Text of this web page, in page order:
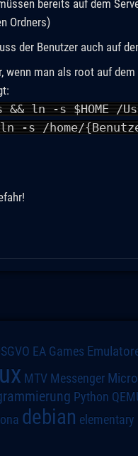
bereits auf dem
Ordners)
der Benutzer auch auf
man als root auf
ln -s $HOME /
-s /home/
EA Games
MTV Messenger
Python
debian elementary